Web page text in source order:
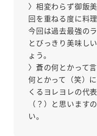
〉相変わらず御飯
回を重ねる度に料
今回は過去最強の
とびっきり美味し
ょう。
〉蒼の何とかって
何とかって（笑）
くるヨレヨレの代
（？）と思います
い。